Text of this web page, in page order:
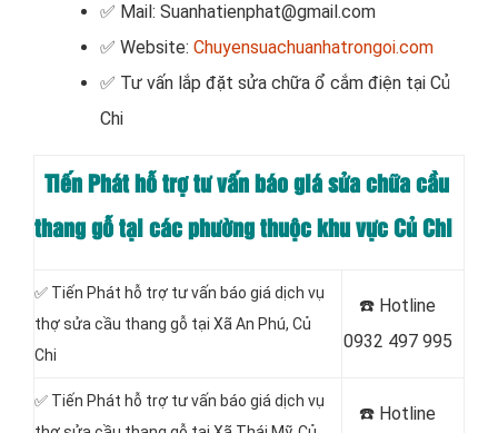
✅ Mail: Suanhatienphat@gmail.com
✅ Website: Chuyensuachuanhatrongoi.com
✅ Tư vấn lắp đặt sửa chữa ổ cắm điện tại Củ
Chi
Tiến Phát hỗ trợ tư vấn báo giá sửa chữa cầu
thang gỗ tại các phường thuộc khu vực Củ Chi
✅ Tiến Phát hỗ trợ tư vấn báo giá dịch vụ
thợ sửa cầu thang gỗ tại Xã An Phú, Củ
Chi
☎️ Hotline
0932 497 995
✅ Tiến Phát hỗ trợ tư vấn báo giá dịch vụ
☎️ Hotline